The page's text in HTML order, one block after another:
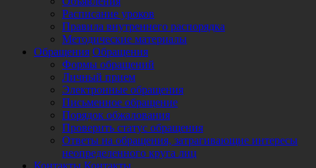
Расписание уроков
Правила внутреннего распорядка
Методические материалы
Обращения Обращения
Формы обращений
Личный прием
Электронные обращения
Письменное обращение
Порядок обжалования
Проверить статус обращения
Ответы на обращения, затрагивающие интересы
неопределенного круга лиц